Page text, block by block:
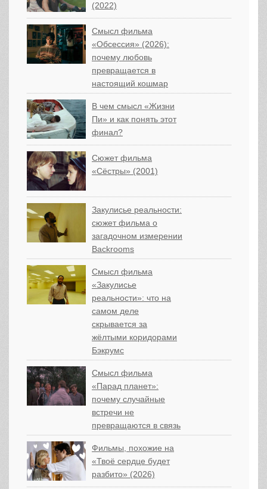
(2022)
Смысл фильма
«Обсессия» (2026):
почему любовь
превращается в
настоящий кошмар
В чем смысл «Жизни
Пи» и как понять этот
финал?
Сюжет фильма
«Сёстры» (2001)
Закулисье реальности:
сюжет фильма о
загадочном измерении
Backrooms
Смысл фильма
«Закулисье
реальности»: что на
самом деле
скрывается за
жёлтыми коридорами
Бэкрумс
Смысл фильма
«Парад планет»:
почему случайные
встречи не
превращаются в связь
Фильмы, похожие на
«Твоё сердце будет
разбито» (2026)